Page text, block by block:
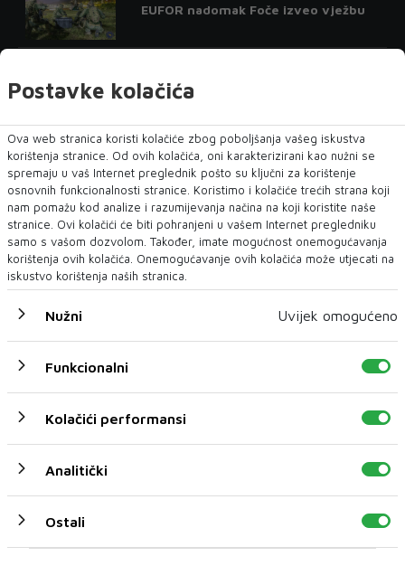
Postavke kolačića
Ova web stranica koristi kolačiće zbog poboljšanja vašeg iskustva
korištenja stranice. Od ovih kolačića, oni karakterizirani kao nužni se
spremaju u vaš Internet preglednik pošto su ključni za korištenje
osnovnih funkcionalnosti stranice. Koristimo i kolačiće trećih strana koji
nam pomažu kod analize i razumijevanja načina na koji koristite naše
stranice. Ovi kolačići će biti pohranjeni u vašem Internet pregledniku
samo s vašom dozvolom. Također, imate mogućnost onemogućavanja
korištenja ovih kolačića. Onemogućavanje ovih kolačića može utjecati na
iskustvo korištenja naših stranica.
Nužni Uvijek omogućeno
Funkcionalni
Kolačići performansi
Analitički
Ostali
EUFOR nadomak Foče izveo vježbu
Novinari moraju imati mogućnost da
svoj posao obavljaju slobodno i
06 Kol 2026
Licemjerje u svom punom sjaju
06 Kol 2026
Danas konferencija 'Položaj
konstitutivnih naroda i Ostalih u
institucijama u BiH'
Zanimljivosti
priznanje žirija na XII Green
Montenegro International Film Festu
Rekli su da će propasti, no postala je